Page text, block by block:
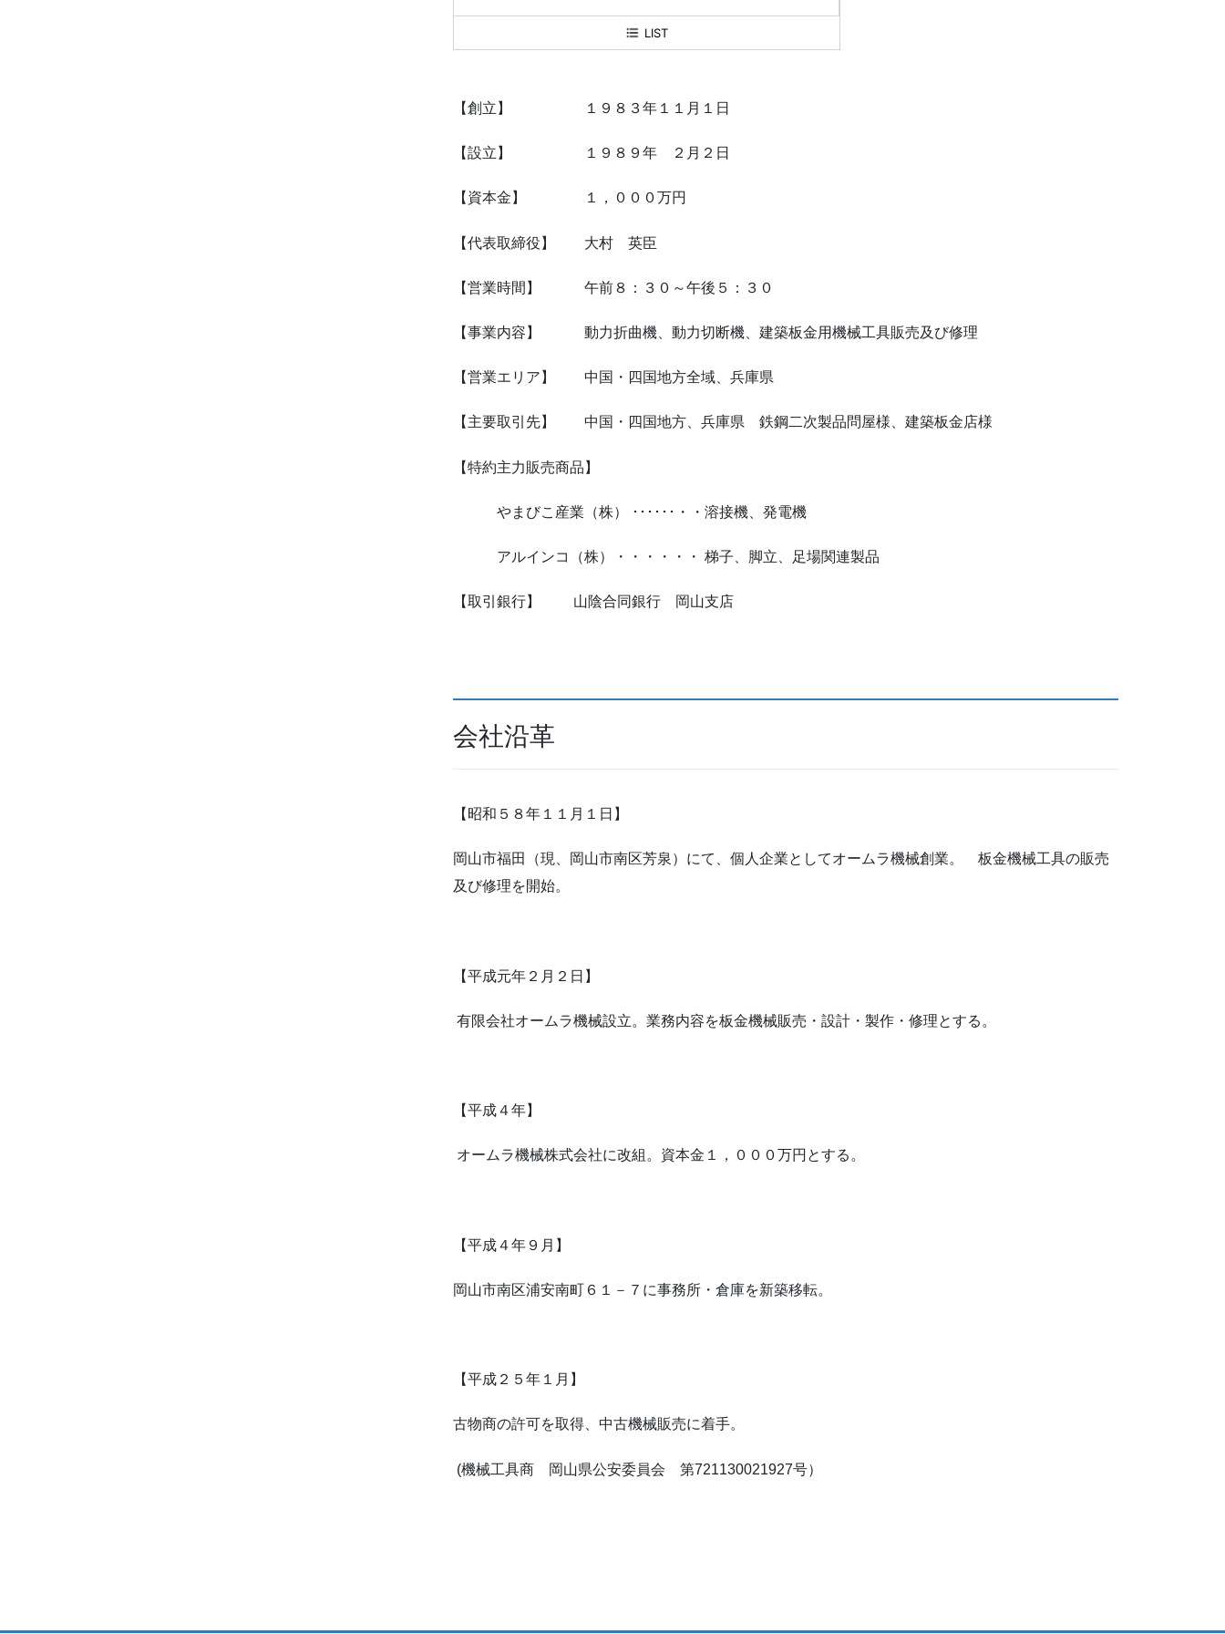
LIST
【創立】 １９８３年１１月１日
【設立】 １９８９年 ２月２日
【資本金】 １，０００万円
【代表取締役】 大村 英臣
【営業時間】 午前８：３０～午後５：３０
【事業内容】 動力折曲機、動力切断機、建築板金用機械工具販売及び修理
【営業エリア】 中国・四国地方全域、兵庫県
【主要取引先】 中国・四国地方、兵庫県 鉄鋼二次製品問屋様、建築板金店様
【特約主力販売商品】
やまびこ産業（株） ･･････・・溶接機、発電機
アルインコ（株）・・・・・・ 梯子、脚立、足場関連製品
【取引銀行】 山陰合同銀行 岡山支店
会社沿革
【昭和５８年１１月１日】
岡山市福田（現、岡山市南区芳泉）にて、個人企業としてオームラ機械創業。 板金機械工具の販売
及び修理を開始。
【平成元年２月２日】
有限会社オームラ機械設立。業務内容を板金機械販売・設計・製作・修理とする。
【平成４年】
オームラ機械株式会社に改組。資本金１，０００万円とする。
【平成４年９月】
岡山市南区浦安南町６１－７に事務所・倉庫を新築移転。
【平成２５年１月】
古物商の許可を取得、中古機械販売に着手。
(機械工具商 岡山県公安委員会 第721130021927号）